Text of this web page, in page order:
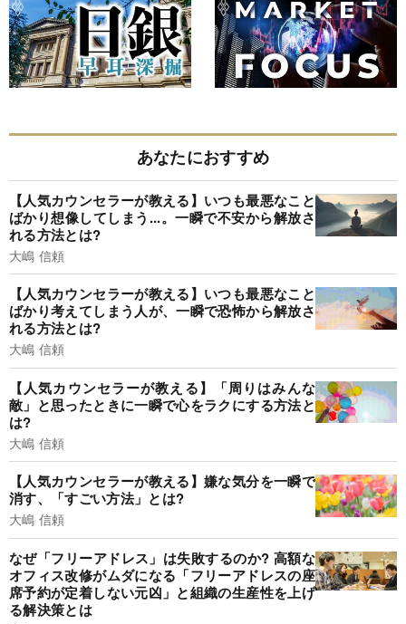
あなたにおすすめ
【人気カウンセラーが教える】いつも最悪なこと
ばかり想像してしまう...。一瞬で不安から解放さ
れる方法とは?
大嶋 信頼
【人気カウンセラーが教える】いつも最悪なこと
ばかり考えてしまう人が、一瞬で恐怖から解放さ
れる方法とは?
大嶋 信頼
【人気カウンセラーが教える】「周りはみんな
敵」と思ったときに一瞬で心をラクにする方法と
は?
大嶋 信頼
【人気カウンセラーが教える】嫌な気分を一瞬で
消す、「すごい方法」とは?
大嶋 信頼
なぜ「フリーアドレス」は失敗するのか? 高額な
オフィス改修がムダになる「フリーアドレスの座
席予約が定着しない元凶」と組織の生産性を上げ
る解決策とは